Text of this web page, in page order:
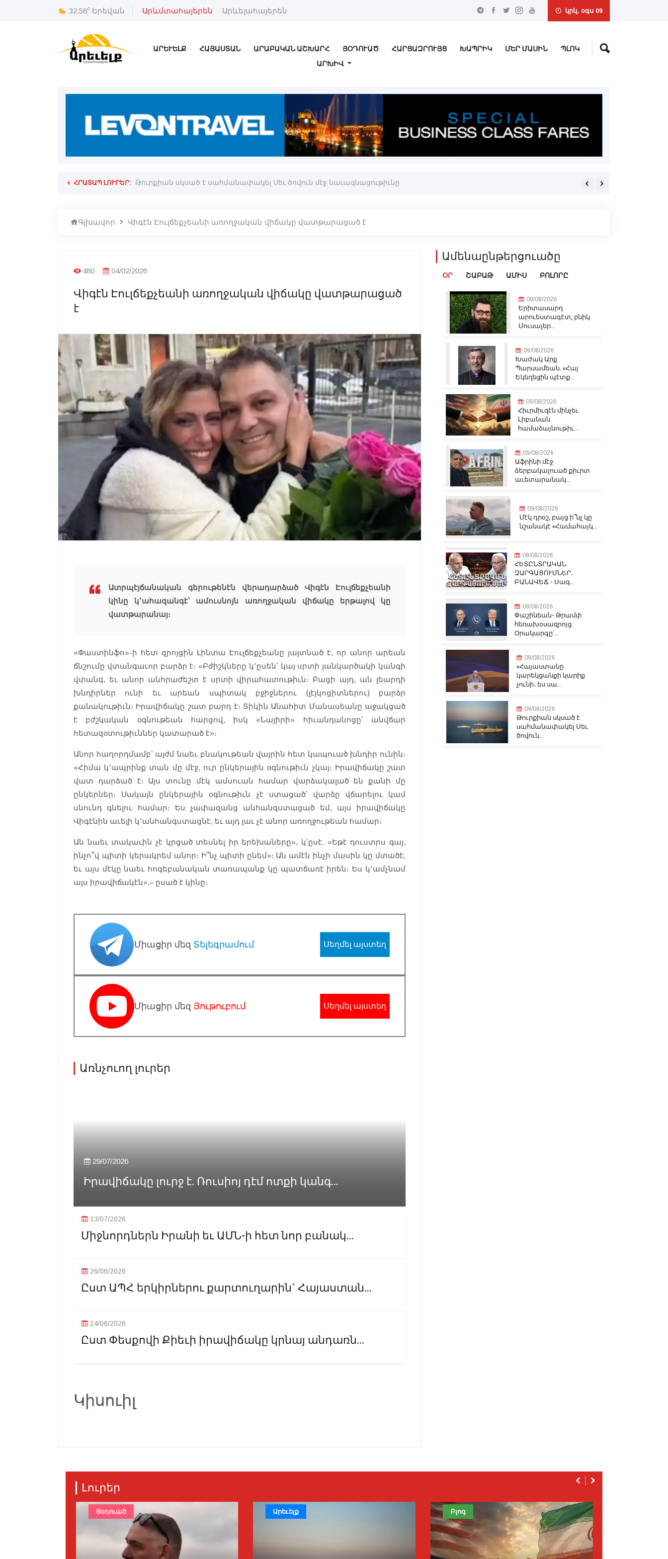
32.58c Երեվան Արևմտահայերեն Արևելահայերեն կրկ, օգս 09
ԱՐԵՒԵԼՔ ՀԱՅԱՍՏԱՆ ԱՐԱԲԱԿԱՆ ԱՇԽԱՐՀ ՅՕԴՈՒԱԾ ՀԱՐՑԱԶՐՈՒՅՑ ԽԱՊՐԻԿ ՄԵՐ ՄԱՍԻՆ
ՊԼՈԿ
ԱՐԽԻՎ
ՀՐԱՏԱՊ ԼՈՒՐԵՐ: Թուրքիան սկսած է սահմանափակել Սեւ ծովուն մէջ նաւագնացութիւնը ՀԵՏԸՆՏՐԱԿԱՆ
Գլխավոր Վիգէն Էուլճեքչեանի առողջական վիճակը վատթարացած է
480 04/02/2026
Վիգէն Էուլճեքչեանի առողջական վիճակը վատթարացած
է
Ատրպէյճանական գերութենէն վերադարձած Վիգէն Էուլճեքչեանի
կինը կ՚ահազանգէ՝ ամուսնոյն առողջական վիճակը երթալով կը
վատթարանայ։
«Փաստինֆո»-ի հետ զրոյցին Լինտա Էուլճեքչեանը յայտնած է, որ անոր արեան
ճնշումը վտանգաւոր բարձր է։ «Բժիշկները կ՚ըսեն՝ կայ սրտի յանկարծակի կանգի
վտանգ, եւ անոր անհրաժեշտ է սրտի վիրահատութիւն։ Բացի այդ, ան լեարդի
խնդիրներ ունի եւ արեան սպիտակ բջիջներու (լէյկոցիտներու) բարձր
քանակութիւն։ Իրավիճակը շատ բարդ է։ Տիկին Անահիտ Մանասեանը աջակցած
է բժշկական օգնութեան հարցով, իսկ «Նայիրի» հիւանդանոցը՝ անվճար
հետազօտութիւններ կատարած է»։
Անոր հաղորդմամբ՝ այժմ նաեւ բնակութեան վայրին հետ կապուած խնդիր ունին։
«Հիմա կ՚ապրինք տան մը մէջ, ուր ընկերային օգնութիւն չկայ։ Իրավիճակը շատ
վատ դարձած է։ Այս տունը մէկ ամսուան համար վարձակալած են քանի մը
ընկերներ։ Սակայն ընկերային օգնութիւն չէ ստացած՝ վարձը վճարելու կամ
սնունդ գնելու համար։ Ես չափազանց անհանգստացած եմ, այս իրավիճակը
Վիգէնին աւելի կ՚անհանգստացնէ, եւ այդ լաւ չէ անոր առողջութեան համար։
Ան նաեւ տակաւին չէ կրցած տեսնել իր երեխաները», կ՛ըսէ. «Եթէ դուստրս գայ,
ինչո՞վ պիտի կերակրեմ անոր։ Ի՞նչ պիտի ընեմ»։ Ան ամէն ինչի մասին կը մտածէ,
եւ այս մէկը նաեւ հոգեբանական տառապանք կը պատճառէ իրեն։ Ես կ՚ամչնամ
այս իրավիճակէն»,– ըսած է կինը։
Միացիր մեզ Տելեգրամում Սեղմել այստեղ
Միացիր մեզ Յութուբում Սեղմել այստեղ
Առնչուող լուրեր
29/07/2026
Իրավիճակը լուրջ է. Ռուսիոյ դէմ ոտքի կանգ...
13/07/2026
Միջնորդներն Իրանի եւ ԱՄՆ-ի հետ նոր բանակ...
26/06/2026
Ըստ ԱՊՀ երկիրներու քարտուղարին` Հայաստան...
24/06/2026
Ըստ Փեսքովի Քիեւի իրավիճակը կրնայ անդառն...
Կիսուիլ
Ամենաընթերցուածը
ՕՐ ՇԱԲԱԹ ԱՄԻՍ ԲՈԼՈՐԸ
09/08/2026
Երիտասարդ
արուեստագէտ, բնիկ
Մուսալեր...
09/08/2026
Խաժակ Արք.
Պարսամեան. «Հայ
Եկեղեցին պէտք...
09/08/2026
Հիւրմիւզէն մինչեւ
Լիբանան.
համաձայնութիւ...
09/08/2026
Աֆրինի մէջ
ձերբակալուած քիւրտ
աւետարանակ...
09/08/2026
Մէկ դրօշ, բայց ի՞նչ կը
նշանակէ «Համահայկ...
09/08/2026
ՀԵՏԸՆՏՐԱԿԱՆ
ԶԱՐԳԱՑՈՒՄՆԵՐ․
ԲԱՆԱՎԵՃ - Սագ...
09/08/2026
Փաշինեան- Թրամփ
հեռախօսազրոյց.
Օրակարգը՝...
09/08/2026
«Հայաստանը
կարեկցանքի կարիք
չունի․ ես սա...
09/08/2026
Թուրքիան սկսած է
սահմանափակել Սեւ
ծովուն...
Լուրեր
Յօդուած Արեւելք Բլոգ